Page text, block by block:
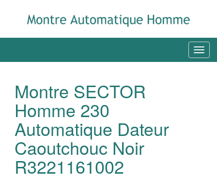
Montre SECTOR
Homme 230
Automatique Dateur
Caoutchouc Noir
R3221161002